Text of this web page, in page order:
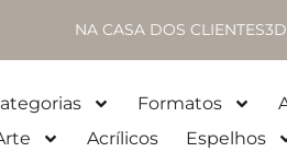
NA CASA DOS CLIENTES
Formatos
Acrílicos Espelhos